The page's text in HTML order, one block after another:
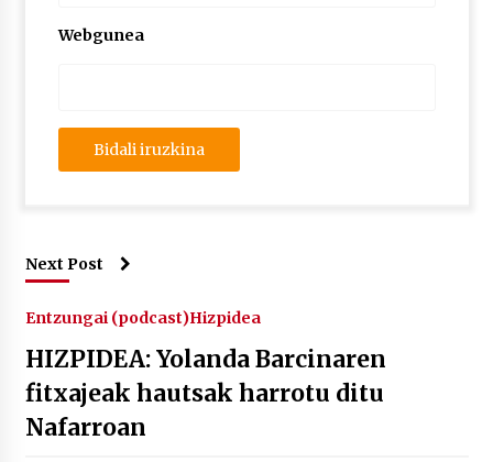
Webgunea
Next Post
Entzungai (podcast)Hizpidea
HIZPIDEA: Yolanda Barcinaren
fitxajeak hautsak harrotu ditu
Nafarroan